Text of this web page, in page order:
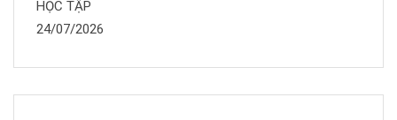
HỌC TẬP
24/07/2026